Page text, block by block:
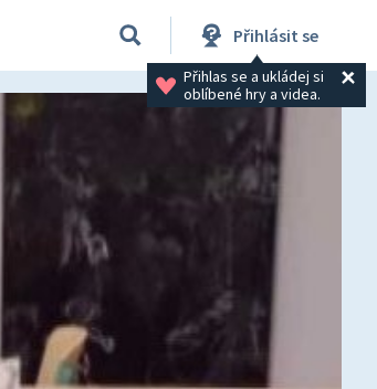
Přihlásit se
Přihlas se a ukládej si
oblíbené hry a videa.